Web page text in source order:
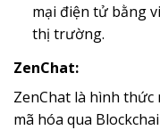
mại điện tử bằng
thị trường.
ZenChat:
ZenChat là hình
mã hóa qua